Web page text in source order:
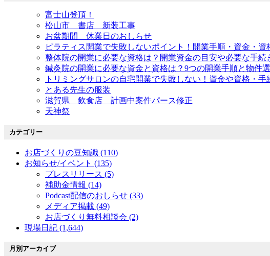
富士山登頂！
松山市 書店 新装工事
お盆期間 休業日のおしらせ
ピラティス開業で失敗しないポイント！開業手順・資金・
整体院の開業に必要な資格は？開業資金の目安や必要な手
鍼灸院の開業に必要な資金と資格は？9つの開業手順と物件
トリミングサロンの自宅開業で失敗しない！資金や資格・
とある先生の服装
滋賀県 飲食店 計画中案件パース修正
天神祭
カテゴリー
お店づくりの豆知識 (110)
お知らせ/イベント (135)
プレスリリース (5)
補助金情報 (14)
Podcast配信のおしらせ (33)
メディア掲載 (49)
お店づくり無料相談会 (2)
現場日記 (1,644)
月別アーカイブ